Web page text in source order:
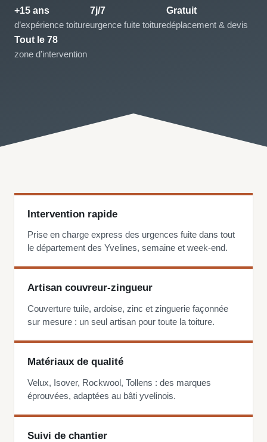
+15 ans
d’expérience toiture
7j/7
urgence fuite toiture
Gratuit
déplacement & devis
Tout le 78
zone d’intervention
Intervention rapide
Prise en charge express des urgences fuite dans tout
le département des Yvelines, semaine et week-end.
Artisan couvreur-zingueur
Couverture tuile, ardoise, zinc et zinguerie façonnée
sur mesure : un seul artisan pour toute la toiture.
Matériaux de qualité
Velux, Isover, Rockwool, Tollens : des marques
éprouvées, adaptées au bâti yvelinois.
Suivi de chantier